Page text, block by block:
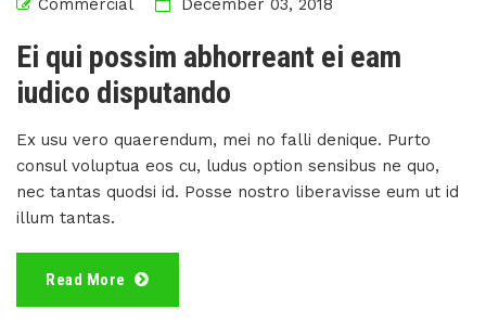
Commercial December 03, 2018
Ei qui possim abhorreant ei eam
iudico disputando
Ex usu vero quaerendum, mei no falli denique. Purto
consul voluptua eos cu, ludus option sensibus ne quo,
nec tantas quodsi id. Posse nostro liberavisse eum ut id
illum tantas.
Read More